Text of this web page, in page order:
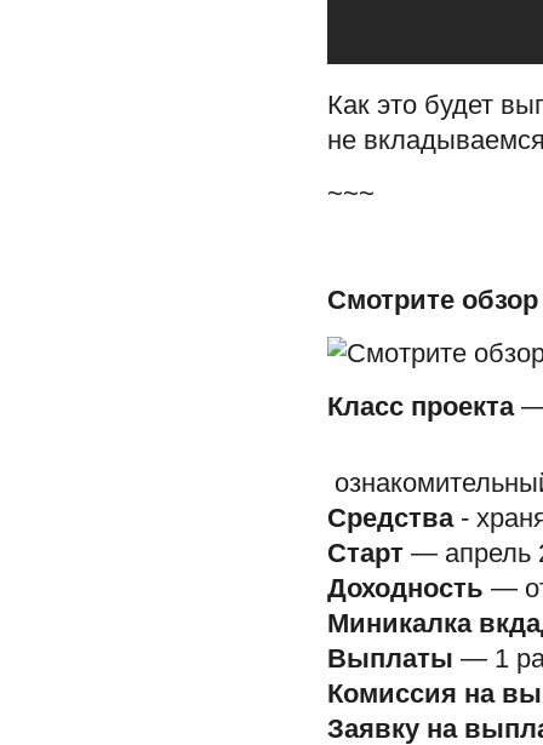
Как это будет
не
~~~
Смотрите
Класс проекта—
Средства-
Старт — апрель
Доходность —
Миникалка
Выплаты — 1
Комиссия на
Заявку на